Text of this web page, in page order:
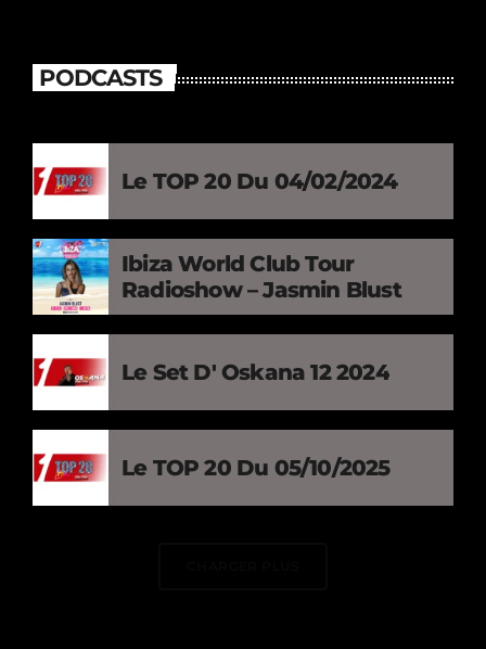
PODCASTS
Le TOP 20 Du 04/02/2024
Ibiza World Club Tour
Radioshow – Jasmin Blust
Le Set D' Oskana 12 2024
Le TOP 20 Du 05/10/2025